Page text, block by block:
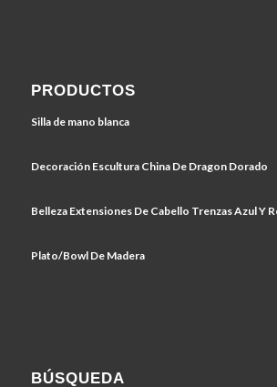
PRODUCTOS
Silla de mano blanca
Decoración Escultura China De Dragon Dorado
Belleza Extensiones De Cabello Trenzas Azul Y
Plato/Bowl De Madera
BÚSQUEDA